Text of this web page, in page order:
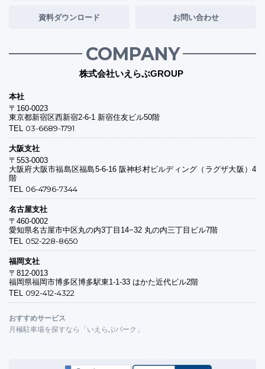
資料ダウンロード お問い合わせ
COMPANY
株式会社いえらぶGROUP
本社
〒160-0023
東京都新宿区西新宿2-6-1 新宿住友ビル50階
TEL 03-6689-1791
大阪支社
〒553-0003
大阪府大阪市福島区福島5-6-16 阪神杉村ビルディング（ラグザ大阪）4
階
TEL 06-4796-7344
名古屋支社
〒460-0002
愛知県名古屋市中区丸の内3丁目14−32 丸の内三丁目ビル7階
TEL 052-228-8650
福岡支社
〒812-0013
福岡県福岡市博多区博多駅東1-1-33 はかた近代ビル2階
TEL 092-412-4322
おすすめサービス
月極駐車場を探すなら「いえらぶパーク」